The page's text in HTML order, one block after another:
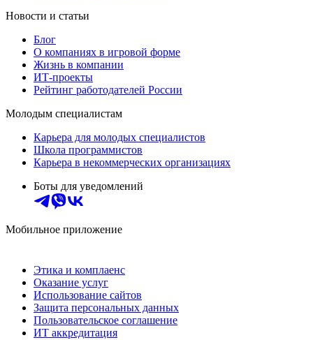
Новости и статьи
Блог
О компаниях в игровой форме
Жизнь в компании
ИТ-проекты
Рейтинг работодателей России
Молодым специалистам
Карьера для молодых специалистов
Школа программистов
Карьера в некоммерческих организациях
Боты для уведомлений
Мобильное приложение
Этика и комплаенс
Оказание услуг
Использование сайтов
Защита персональных данных
Пользовательское соглашение
ИТ аккредитация